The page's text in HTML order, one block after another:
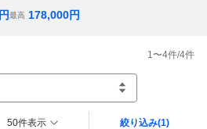
円最高 178,000円
1 〜4件/4件
50件表示 絞り込み(1)